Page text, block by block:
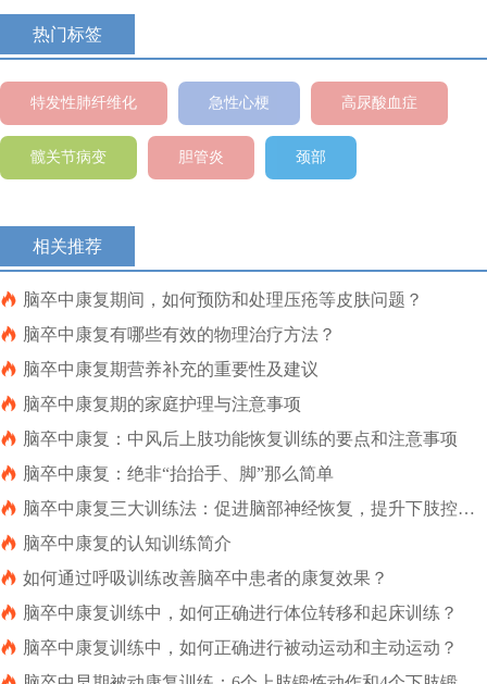
热门标签
特发性肺纤维化 急性心梗 高尿酸血症
髋关节病变 胆管炎 颈部
相关推荐
 脑卒中康复期间，如何预防和处理压疮等皮肤问题？
 脑卒中康复有哪些有效的物理治疗方法？
 脑卒中康复期营养补充的重要性及建议
 脑卒中康复期的家庭护理与注意事项
 脑卒中康复：中风后上肢功能恢复训练的要点和注意事项
 脑卒中康复：绝非“抬抬手、脚”那么简单
 脑卒中康复三大训练法：促进脑部神经恢复，提升下肢控制
力
 脑卒中康复的认知训练简介
 如何通过呼吸训练改善脑卒中患者的康复效果？
 脑卒中康复训练中，如何正确进行体位转移和起床训练？
 脑卒中康复训练中，如何正确进行被动运动和主动运动？